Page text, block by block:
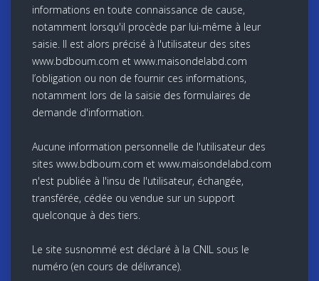
informations en toute connaissance de cause,
notamment lorsqu'il procède par lui-même à leur
saisie. Il est alors précisé à l'utilisateur des sites
www.bdboum.com et www.maisondelabd.com
l’obligation ou non de fournir ces informations,
notamment lors de la saisie des formulaires de
demande d'information.
Aucune information personnelle de l'utilisateur des
sites www.bdboum.com et www.maisondelabd.com
n'est publiée à l'insu de l'utilisateur, échangée,
transférée, cédée ou vendue sur un support
quelconque à des tiers.
Le site susnommé est déclaré à la CNIL sous le
numéro (en cours de délivrance).